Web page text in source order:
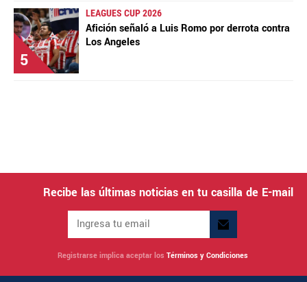
5
LEAGUES CUP 2026
Afición señaló a Luis Romo por derrota contra
Los Angeles
Recibe las últimas noticias en tu casilla de E-mail
Registrarse implica aceptar los Términos y Condiciones